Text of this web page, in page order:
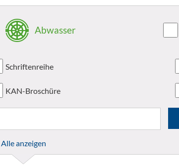
Abwasser
Schriftenreihe
KAN-Broschüre
Alle anzeigen